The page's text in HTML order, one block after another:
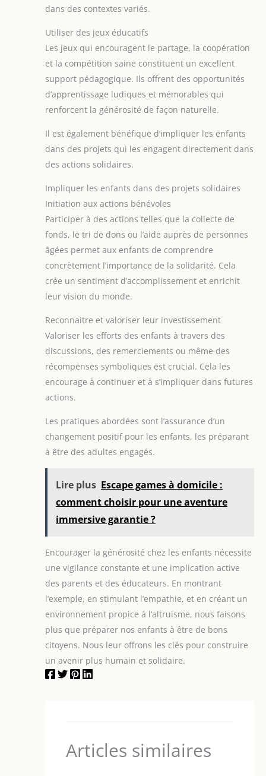
dans des contextes variés.
Utiliser des jeux éducatifs
Les jeux qui encouragent le partage, la coopération
et la compétition saine constituent un excellent
support pédagogique. Ils offrent des opportunités
d’apprentissage ludiques et mémorables qui
renforcent la générosité de façon naturelle.
Il est également bénéfique d’impliquer les enfants
dans des projets qui les engagent directement dans
des actions solidaires.
Impliquer les enfants dans des projets solidaires
Initiation aux actions bénévoles
Participer à des actions telles que la collecte de
fonds, le tri de dons ou l’aide auprès de personnes
âgées permet aux enfants de comprendre
concrètement l’importance de la solidarité. Cela
crée un sentiment d’accomplissement et enrichit
leur vision du monde.
Reconnaitre et valoriser leur investissement
Valoriser les efforts des enfants à travers des
discussions, des remerciements ou même des
récompenses symboliques est crucial. Cela les
encourage à continuer et à s’impliquer dans futures
actions.
Les pratiques abordées sont l’assurance d’un
changement positif pour les enfants, les préparant
à être des adultes engagés.
Lire plus Escape games à domicile :
comment choisir pour une aventure
immersive garantie ?
Encourager la générosité chez les enfants nécessite
une vigilance constante et une implication active
des parents et des éducateurs. En montrant
l’exemple, en stimulant l’empathie, et en créant un
environnement propice à l’altruisme, nous faisons
plus que préparer nos enfants à être de bons
citoyens. Nous leur offrons les clés pour construire
un avenir plus humain et solidaire.
Articles similaires